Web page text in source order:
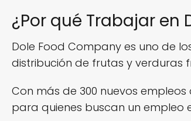
¿Por qué Trabajar en
Dole Food Company es uno de
distribución de frutas y verduras
Con más de 300 nuevos
para quienes buscan un empleo